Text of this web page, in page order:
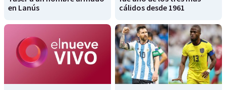
en Lanús
cálidos desde 1961